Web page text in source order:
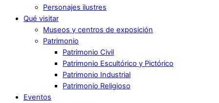
Personajes ilustres
Qué visitar
Museos y centros de exposición
Patrimonio
Patrimonio Civil
Patrimonio Escultórico y Pictórico
Patrimonio Industrial
Patrimonio Religioso
Eventos